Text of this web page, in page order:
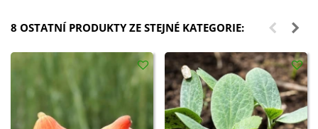
8 OSTATNÍ PRODUKTY ZE STEJNÉ KATEGORIE: